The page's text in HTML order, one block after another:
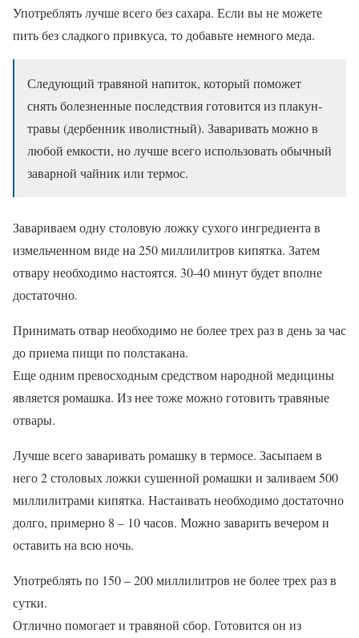
Употреблять лучше всего без сахара. Если вы не можете
пить без сладкого привкуса, то добавьте немного меда.
Следующий травяной напиток, который поможет
снять болезненные последствия готовится из плакун-
травы (дербенник иволистный). Заваривать можно в
любой емкости, но лучше всего использовать обычный
заварной чайник или термос.
Завариваем одну столовую ложку сухого ингредиента в
измельченном виде на 250 миллилитров кипятка. Затем
отвару необходимо настоятся. 30-40 минут будет вполне
достаточно.
Принимать отвар необходимо не более трех раз в день за час
до приема пищи по полстакана.
Еще одним превосходным средством народной медицины
является ромашка. Из нее тоже можно готовить травяные
отвары.
Лучше всего заваривать ромашку в термосе. Засыпаем в
него 2 столовых ложки сушенной ромашки и заливаем 500
миллилитрами кипятка. Настаивать необходимо достаточно
долго, примерно 8 – 10 часов. Можно заварить вечером и
оставить на всю ночь.
Употреблять по 150 – 200 миллилитров не более трех раз в
сутки.
Отлично помогает и травяной сбор. Готовится он из